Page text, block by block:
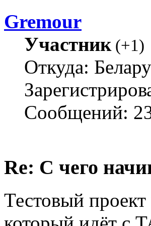
Gremour
Участник(+1)
Откуда:
Сообщений:
Re: С чего
Тестовый